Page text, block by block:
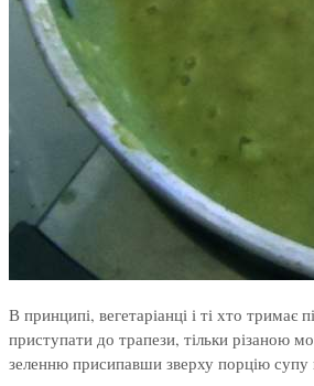
В принципі, вегетаріанці і ті хто тримає
приступати до трапези, тільки різаною
зеленню присипавши зверху порцію супу